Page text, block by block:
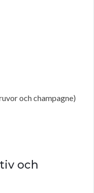
och champagne)
och